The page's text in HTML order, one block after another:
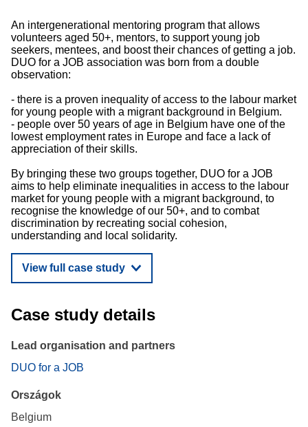
An intergenerational mentoring program that allows
volunteers aged 50+, mentors, to support young job
seekers, mentees, and boost their chances of getting a job.
DUO for a JOB association was born from a double
observation:
- there is a proven inequality of access to the labour market
for young people with a migrant background in Belgium.
- people over 50 years of age in Belgium have one of the
lowest employment rates in Europe and face a lack of
appreciation of their skills.
By bringing these two groups together, DUO for a JOB
aims to help eliminate inequalities in access to the labour
market for young people with a migrant background, to
recognise the knowledge of our 50+, and to combat
discrimination by recreating social cohesion,
understanding and local solidarity.
View full case study
Case study details
Lead organisation and partners
DUO for a JOB
Országok
Belgium